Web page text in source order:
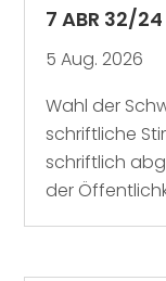
7 ABR 32/24
5 Aug. 2026
Wahl der
schriftliche
schriftlich
der